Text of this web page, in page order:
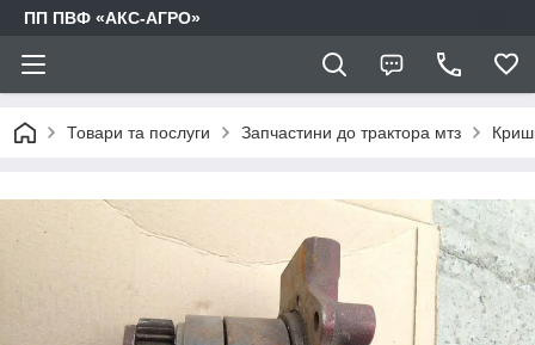
ПП ПВФ «АКС-АГРО»
Товари та послуги Запчастини до трактора мтз